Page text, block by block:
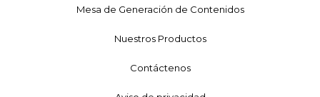
Mesa de Generación de Contenidos
Nuestros Productos
Contáctenos